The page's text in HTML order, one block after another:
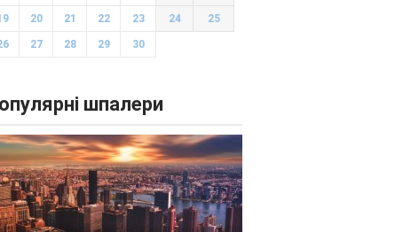
20 21 22 23 24 25
27 28 29 30
шпалери